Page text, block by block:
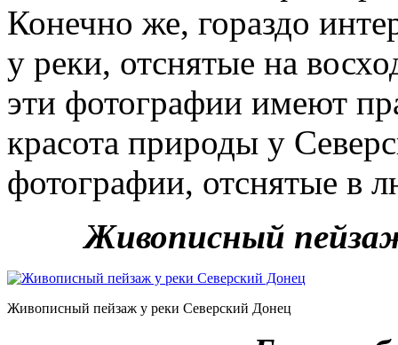
Конечно же, гораздо
у реки, отснятые на
эти фотографии имеют
красота природы у
фотографии, отснятые в
Живописный
Живописный пейзаж у реки Северский Донец